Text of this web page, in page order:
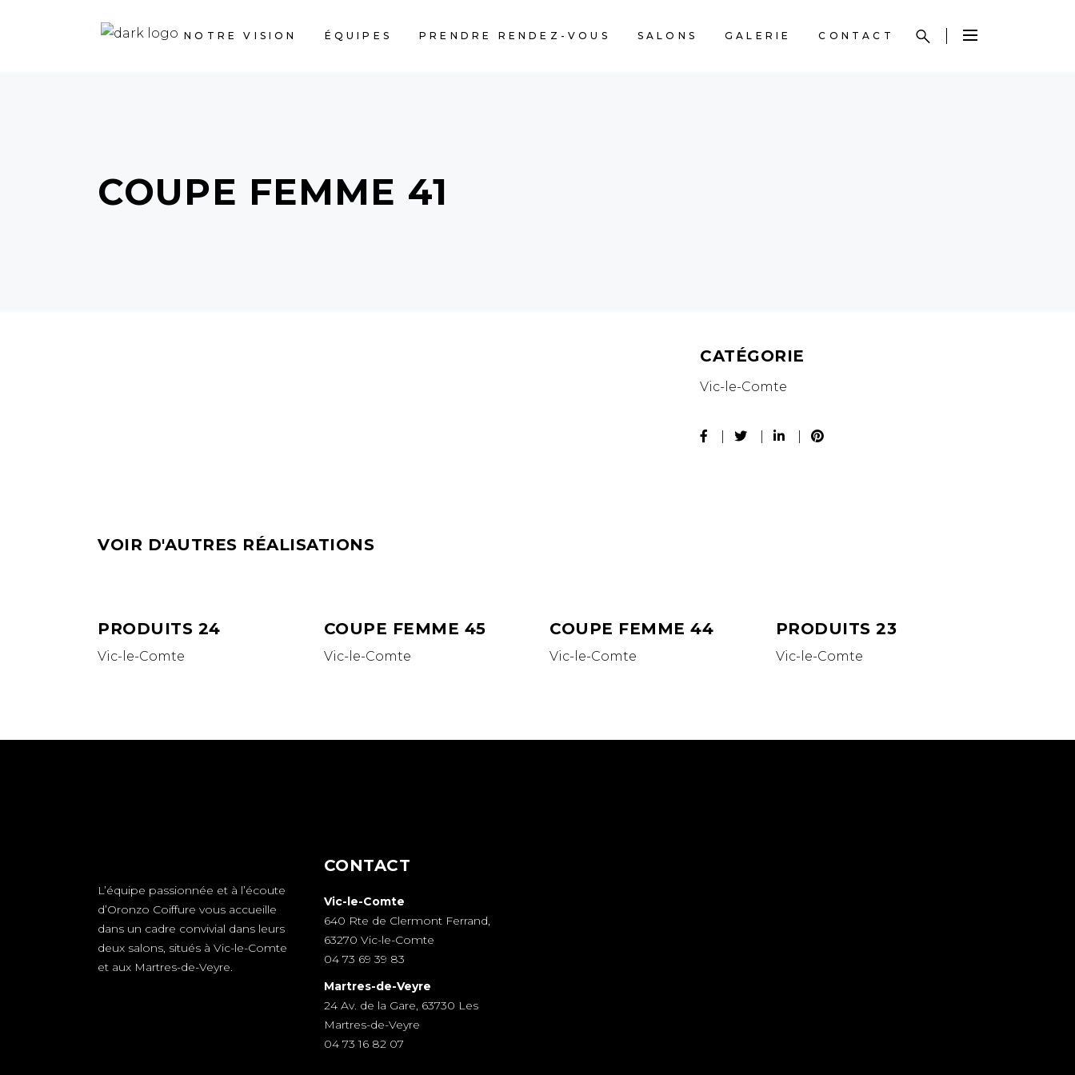
NOTRE VISION ÉQUIPES PRENDRE RENDEZ-VOUS SALONS GALERIE CONTACT
COUPE FEMME 41
CATÉGORIE
Vic-le-Comte
VOIR D'AUTRES RÉALISATIONS
PRODUITS 24
Vic-le-Comte
COUPE FEMME 45
Vic-le-Comte
COUPE FEMME 44
Vic-le-Comte
PRODUITS 23
Vic-le-Comte
L’équipe passionnée et à l’écoute
d’Oronzo Coiffure vous accueille
dans un cadre convivial dans leurs
deux salons, situés à Vic-le-Comte
et aux Martres-de-Veyre.
CONTACT
Vic-le-Comte
640 Rte de Clermont Ferrand,
63270 Vic-le-Comte
04 73 69 39 83
Martres-de-Veyre
24 Av. de la Gare, 63730 Les
Martres-de-Veyre
04 73 16 82 07